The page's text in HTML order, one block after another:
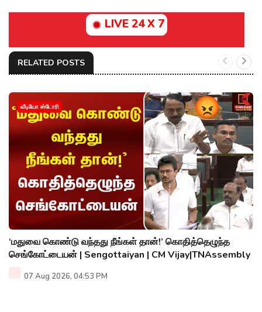
LIVE 24 X 7
RELATED POSTS
வீடியோ ஸ்டோரி
‘மதுவை கொண்டு வந்தது நீங்கள் தான்!’ கொதித்தெழுந்த
செங்கோட்டையன் | Sengottaiyan | CM Vijay|TNAssembly
07 Aug 2026, 04:53 PM